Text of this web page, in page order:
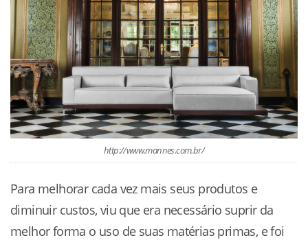
http://www.mannes.com.br/
Para melhorar cada vez mais seus produtos e
diminuir custos, viu que era necessário suprir da
melhor forma o uso de suas matérias primas, e foi